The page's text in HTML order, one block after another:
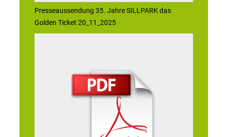
Presseaussendung 35. Jahre SILLPARK das
Golden Ticket 20_11_2025